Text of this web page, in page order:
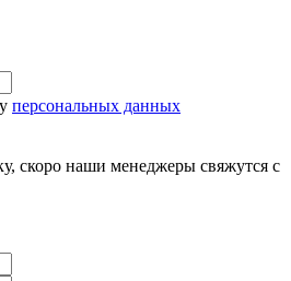
персональных данных
скоро наши менеджеры свяжутся с